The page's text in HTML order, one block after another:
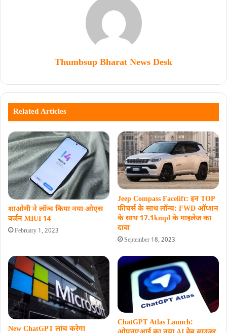
Thumbsup Bharat News Desk
Related Articles
शाओमी ने लॉन्च किया नया ओएस
वर्जन MIUI 14
February 1, 2023
Jeep Compass Facelift: इन TOP
फीचर्स के साथ लॉन्च: FWD ऑप्शन
के साथ 17.1kmpl के माइलेज का
दावा
September 18, 2023
New ChatGPT लांच करेगा
ChatGPT Atlas Launch: